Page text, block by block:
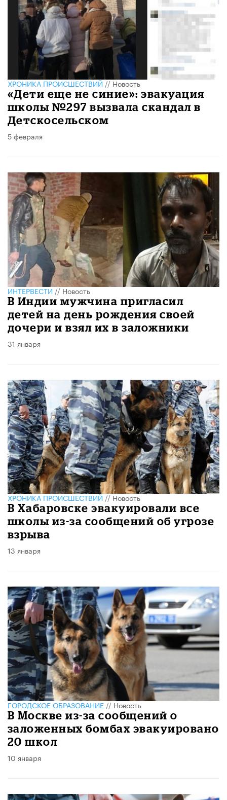
ХРОНИКА ПРОИСШЕСТВИЙ//Новость
«Дети еще не синие»: эвакуация
школы №297 вызвала скандал в
Детскосельском
5 февраля
ИНТЕРВЕСТИ//Новость
В Индии мужчина пригласил
детей на день рождения своей
дочери и взял их в заложники
31 января
ХРОНИКА ПРОИСШЕСТВИЙ//Новость
В Хабаровске эвакуировали все
школы из-за сообщений об угрозе
взрыва
13 января
ГОРОДСКОЕ ОБРАЗОВАНИЕ//Новость
В Москве из-за сообщений о
заложенных бомбах эвакуировано
20 школ
10 января